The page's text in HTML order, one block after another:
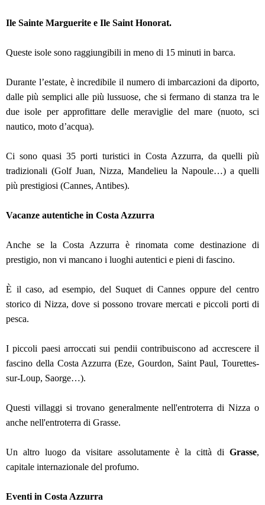
Ile Sainte Marguerite e Ile Saint Honorat.
Queste isole sono raggiungibili in meno di 15 minuti in barca.
Durante l’estate, è incredibile il numero di imbarcazioni da diporto,
dalle più semplici alle più lussuose, che si fermano di stanza tra le
due isole per approfittare delle meraviglie del mare (nuoto, sci
nautico, moto d’acqua).
Ci sono quasi 35 porti turistici in Costa Azzurra, da quelli più
tradizionali (Golf Juan, Nizza, Mandelieu la Napoule…) a quelli
più prestigiosi (Cannes, Antibes).
Vacanze autentiche in Costa Azzurra
Anche se la Costa Azzurra è rinomata come destinazione di
prestigio, non vi mancano i luoghi autentici e pieni di fascino.
È il caso, ad esempio, del Suquet di Cannes oppure del centro
storico di Nizza, dove si possono trovare mercati e piccoli porti di
pesca.
I piccoli paesi arroccati sui pendii contribuiscono ad accrescere il
fascino della Costa Azzurra (Eze, Gourdon, Saint Paul, Tourettes-
sur-Loup, Saorge…).
Questi villaggi si trovano generalmente nell'entroterra di Nizza o
anche nell'entroterra di Grasse.
Un altro luogo da visitare assolutamente è la città di Grasse,
capitale internazionale del profumo.
Eventi in Costa Azzurra